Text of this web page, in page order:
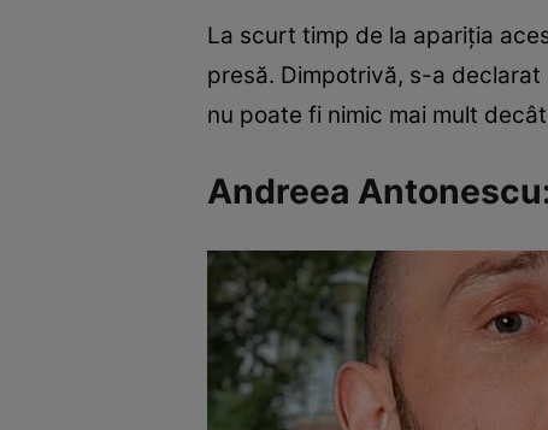
La scurt timp de la apariția
presă. Dimpotrivă, s-a
nu poate fi nimic mai mult
Andreea